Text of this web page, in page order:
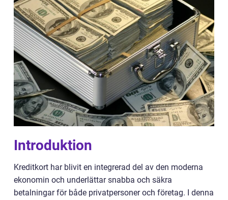
Introduktion
Kreditkort har blivit en integrerad del av den moderna
ekonomin och underlättar snabba och säkra
betalningar för både privatpersoner och företag. I denna